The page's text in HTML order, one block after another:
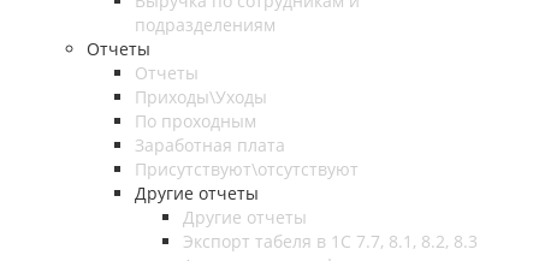
подразделениям
Отчеты
Отчеты
Приходы\Уходы
По проходным
Заработная плата
Присутствуют\отсутствуют
Другие отчеты
Другие отчеты
Экспорт табеля в 1С 7.7, 8.1, 8.2, 8.3